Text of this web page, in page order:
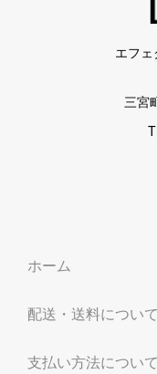
エフ
三宮
ホーム
配送・送料について
支払い方法について